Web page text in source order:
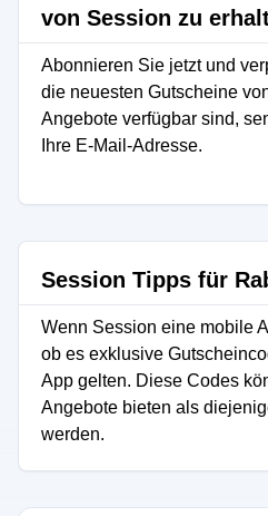
von Session zu
Abonnieren Sie jetzt und
die neuesten Gutscheine
Angebote verfügbar sind,
Ihre E-Mail-Adresse.
Session Tipps für
Wenn Session eine mobile
ob es exklusive
App gelten. Diese Codes
Angebote bieten als
werden.